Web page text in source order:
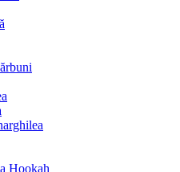
Hookah